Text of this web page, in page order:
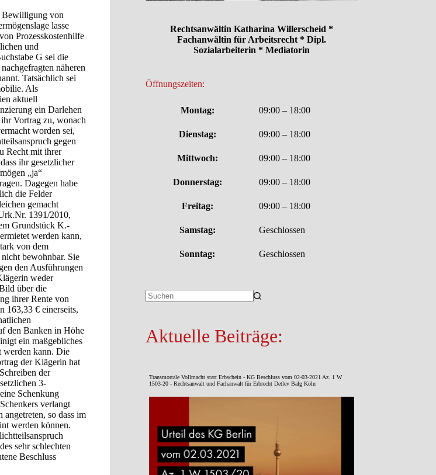
Bewilligung von
lasse
Prozesskostenhilfe
und
G sei die
näheren
Tatsächlich sei
Als
aktuell
ein Darlehen
Vortrag zu, wonach
worden sei,
gegen
Recht mit ihrer
ihr gesetzlicher
„ja“
Dagegen habe
die Felder
gemacht
1391/2010,
Grundstück K.-
werden kann,
von dem
bewohnbar. Sie
den Ausführungen
weder
über die
ihrer Rente von
163,33 € einerseits,
den Banken in Höhe
ein maßgebliches
werden kann. Die
der Klägerin hat
der
3-
Schenkung
verlangt
so dass im
werden können.
sehr schlechten
Beschluss
Rechtsanwältin Katharina Willerscheid *
Fachanwältin für Arbeitsrecht * Dipl.
Sozialarbeiterin * Mediatorin
Öffnungszeiten:
Montag: 09:00 – 18:00
Dienstag: 09:00 – 18:00
Mittwoch: 09:00 – 18:00
Donnerstag: 09:00 – 18:00
Freitag: 09:00 – 18:00
Samstag: Geschlossen
Sonntag: Geschlossen
Aktuelle Beiträge:
Transmortale Vollmacht statt Erbschein - KG Beschluss vom 02-03-2021 Az. 1 W
1503-20 - Rechtsanwalt und Fachanwalt für Erbrecht Detlev Balg Köln